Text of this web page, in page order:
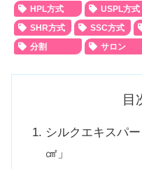
HPL方式
USPL方式
SHR方式
SSC方式
分割
サロン
目
シルクエキスパ
㎠」